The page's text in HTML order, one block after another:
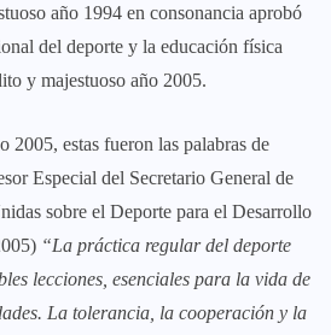
año 1994 en consonancia aprobó
del deporte y la educación física
y majestuoso año 2005.
2005, estas fueron las palabras de
Especial del Secretario General de
sobre el Deporte para el Desarrollo
“La práctica regular del deporte
lecciones, esenciales para la vida de
La tolerancia, la cooperación y la